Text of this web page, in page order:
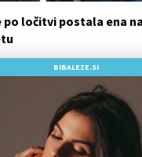
po ločitvi postala ena
BIBALEZE.SI